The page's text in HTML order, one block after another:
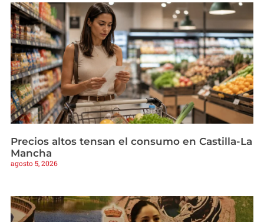
Precios altos tensan el consumo en Castilla-La
Mancha
agosto 5, 2026